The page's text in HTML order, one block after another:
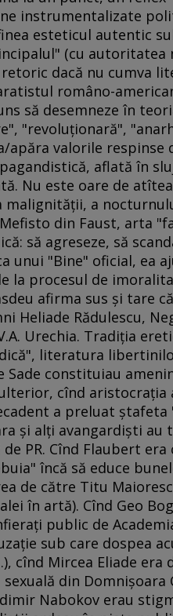
instrumentalizate
esteticul autentic
(cu autoritatea
dacă nu cumva
româno-
să desemneze în
"revoluţionară",
apăra valorile respinse
aflată în
Nu este oare de
a
din Faust, arta
să agreseze, să
unui "Bine" oficial, ea
la procesul de
afirma sus şi tare
Heliade Rădulescu,
Urechia. Tradiţia
literatura
Sade constituiau
cînd
a preluat ştafeta
şi alţi avangardişti
PR. Cînd Flaubert
încă să educe
de către Titu
în artă). Cînd Geo
public de
sub care dospea
cînd Mircea Eliade
din
Nabokov erau